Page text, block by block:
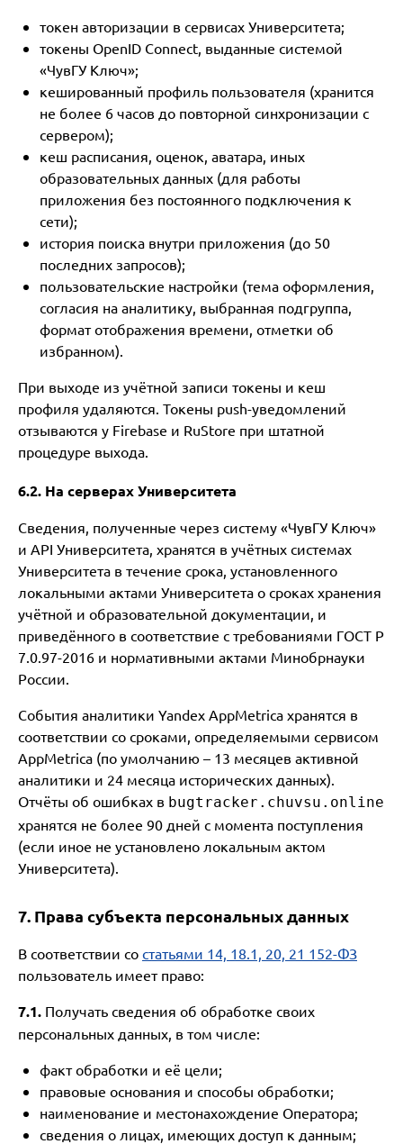
токен авторизации в сервисах Университета;
токены OpenID Connect, выданные системой
«ЧувГУ Ключ»;
кешированный профиль пользователя (хранится
не более 6 часов до повторной синхронизации с
сервером);
кеш расписания, оценок, аватара, иных
образовательных данных (для работы
приложения без постоянного подключения к
сети);
история поиска внутри приложения (до 50
последних запросов);
пользовательские настройки (тема оформления,
согласия на аналитику, выбранная подгруппа,
формат отображения времени, отметки об
избранном).
При выходе из учётной записи токены и кеш
профиля удаляются. Токены push-уведомлений
отзываются у Firebase и RuStore при штатной
процедуре выхода.
6.2. На серверах Университета
Сведения, полученные через систему «ЧувГУ Ключ»
и API Университета, хранятся в учётных системах
Университета в течение срока, установленного
локальными актами Университета о сроках хранения
учётной и образовательной документации, и
приведённого в соответствие с требованиями ГОСТ Р
7.0.97-2016 и нормативными актами Минобрнауки
России.
События аналитики Yandex AppMetrica хранятся в
соответствии со сроками, определяемыми сервисом
AppMetrica (по умолчанию – 13 месяцев активной
аналитики и 24 месяца исторических данных).
Отчёты об ошибках в bugtracker.chuvsu.online
хранятся не более 90 дней с момента поступления
(если иное не установлено локальным актом
Университета).
7. Права субъекта персональных данных
В соответствии со статьями 14, 18.1, 20, 21 152-ФЗ
пользователь имеет право:
7.1. Получать сведения об обработке своих
персональных данных, в том числе:
факт обработки и её цели;
правовые основания и способы обработки;
наименование и местонахождение Оператора;
сведения о лицах, имеющих доступ к данным;